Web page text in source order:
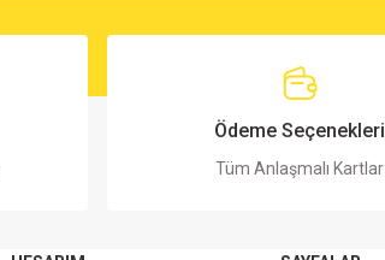
Ödeme Seçenekleri
Tüm Anlaşmalı Kartlar